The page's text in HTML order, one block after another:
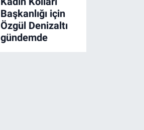
Başkanlığı için
Özgül Denizaltı
gündemde